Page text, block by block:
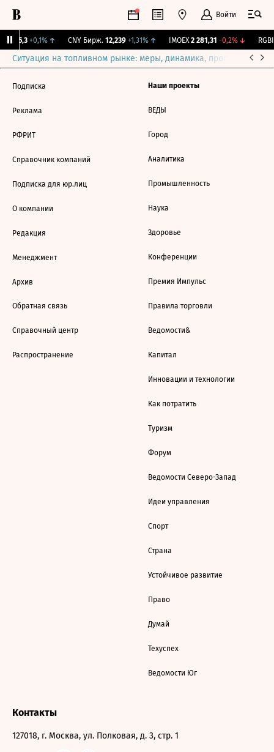
Войти
115,3 +0,1%↑ CNY Бирж. 12,239 +1,31%↑ IMOEX 2 281,31 -0,2%↓
Ситуация на топливном рынке: меры, динамика, прогнозы
Подписка
Реклама
РФРИТ
Справочник компаний
Подписка для юр.лиц
О компании
Редакция
Менеджмент
Архив
Обратная связь
Справочный центр
Распространение
Наши проекты
ВЕДЫ
Город
Аналитика
Промышленность
Наука
Здоровье
Конференции
Премия Импульс
Правила торговли
Ведомости&
Капитал
Инновации и технологии
Как потратить
Туризм
Форум
Ведомости Северо-Запад
Идеи управления
Спорт
Страна
Устойчивое развитие
Право
Думай
Техуспех
Ведомости Юг
Контакты
127018, г. Москва, ул. Полковая, д. 3, стр. 1